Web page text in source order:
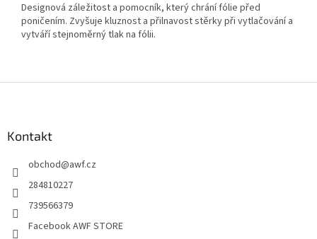
Designová záležitost a pomocník, který chrání fólie před
poničením. Zvyšuje kluznost a přilnavost stěrky při vytlačování a
vytváří stejnoměrný tlak na fólii.
Kontakt
obchod@awf.cz
284810227
739566379
Facebook AWF STORE